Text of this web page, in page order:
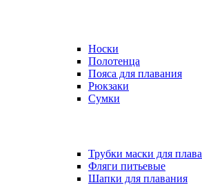
Носки
Полотенца
Пояса для плавания
Рюкзаки
Сумки
Трубки маски для
Фляги питьевые
Шапки для плавания